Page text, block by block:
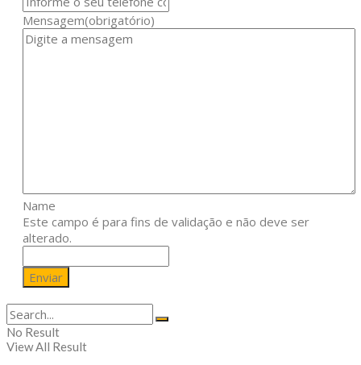
Mensagem(obrigatório)
Name
Este campo é para fins de validação e não deve ser
alterado.
No Result
View All Result